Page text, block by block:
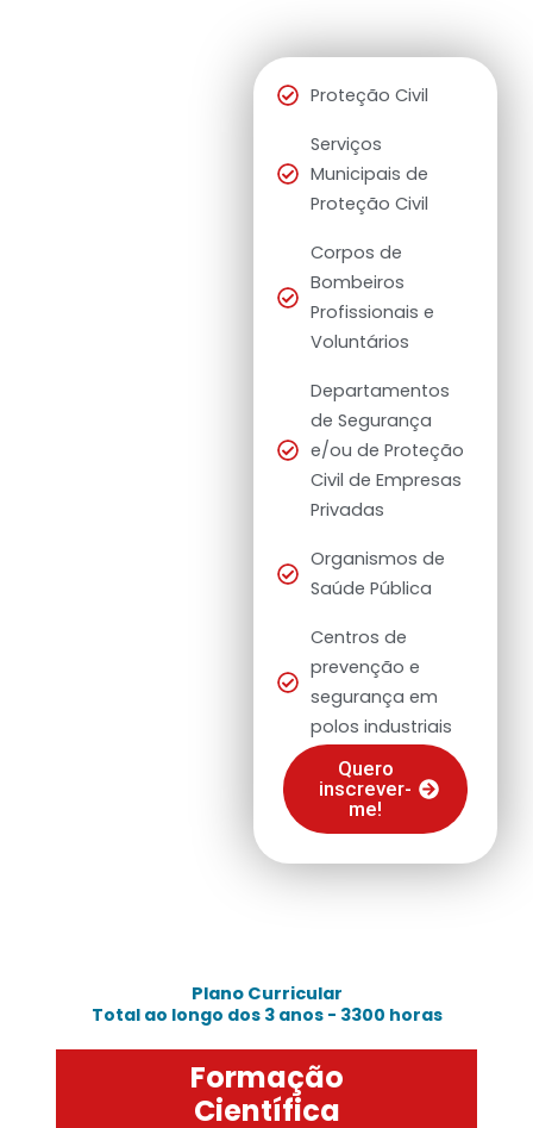
Proteção Civil
Serviços
Municipais de
Proteção Civil
Corpos de
Bombeiros
Profissionais e
Voluntários
Departamentos
de Segurança
e/ou de Proteção
Civil de Empresas
Privadas
Organismos de
Saúde Pública
Centros de
prevenção e
segurança em
polos industriais
Quero
inscrever-
me!
Plano Curricular
Total ao longo dos 3 anos - 3300 horas
Formação
Científica